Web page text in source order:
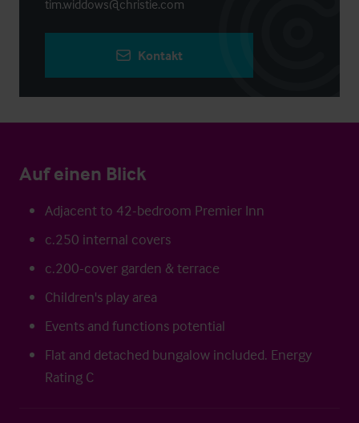
tim.widdows@christie.com
Kontakt
Auf einen Blick
Adjacent to 42-bedroom Premier Inn
c.250 internal covers
c.200-cover garden & terrace
Children's play area
Events and functions potential
Flat and detached bungalow included. Energy
Rating C